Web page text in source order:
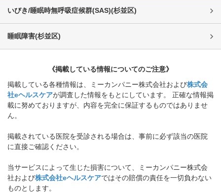
いびき/睡眠時無呼吸症候群(SAS)(杉並区)
睡眠障害(杉並区)
《掲載している情報についてのご注意》
掲載している各種情報は、ミーカンパニー株式会社および株式会
社eヘルスケアが調査した情報をもとにしています。 正確な情報掲
載に努めておりますが、内容を完全に保証するものではありませ
ん。
掲載されている医院を受診される場合は、事前に必ず該当の医院
に直接ご確認ください。
当サービスによって生じた損害について、ミーカンパニー株式会
社および株式会社eヘルスケアではその賠償の責任を一切負わない
ものとします。